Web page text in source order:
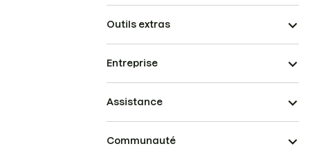
Outils extras
Entreprise
Assistance
Communauté